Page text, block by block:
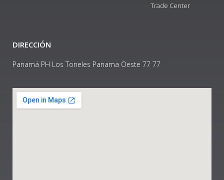
Trade Center
DIRECCIÓN
Panamá PH Los Toneles Panama Oeste 77 77